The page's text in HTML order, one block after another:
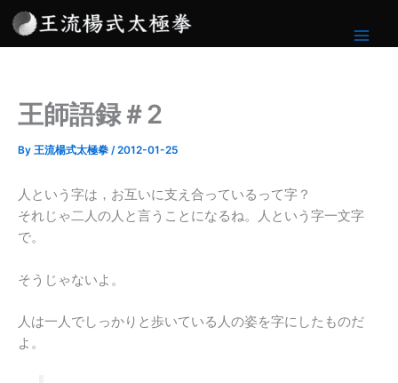
を
王師語録＃2
By 王流楊式太極拳 /2012-01-25
人という字は，お互いに支え合っているって字？
それじゃ二人の人と言うことになるね。人という字一文字
で。
そうじゃないよ。
人は一人でしっかりと歩いている人の姿を字にしたものだ
よ。